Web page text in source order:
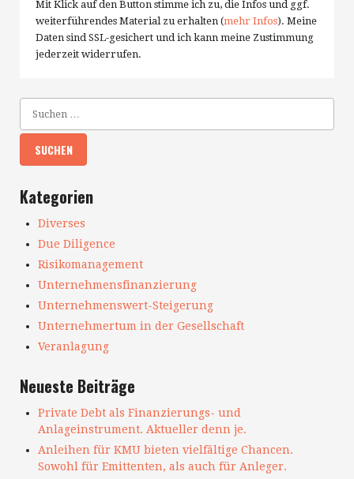
Mit Klick auf den Button stimme ich zu, die Infos und ggf.
weiterführendes Material zu erhalten (mehr Infos). Meine
Daten sind SSL-gesichert und ich kann meine Zustimmung
jederzeit widerrufen.
Kategorien
Diverses
Due Diligence
Risikomanagement
Unternehmensfinanzierung
Unternehmenswert-Steigerung
Unternehmertum in der Gesellschaft
Veranlagung
Neueste Beiträge
Private Debt als Finanzierungs- und
Anlageinstrument. Aktueller denn je.
Anleihen für KMU bieten vielfältige Chancen.
Sowohl für Emittenten, als auch für Anleger.